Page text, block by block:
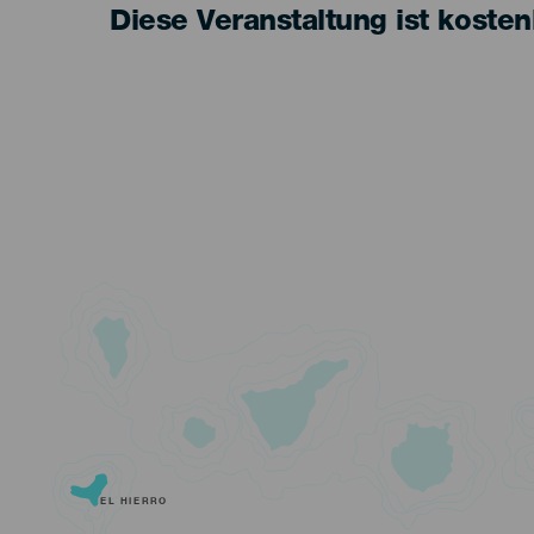
Diese Veranstaltung ist
EL HIERRO